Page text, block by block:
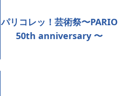
パリコレッ！芸術祭〜PARIO
50th anniversary 〜